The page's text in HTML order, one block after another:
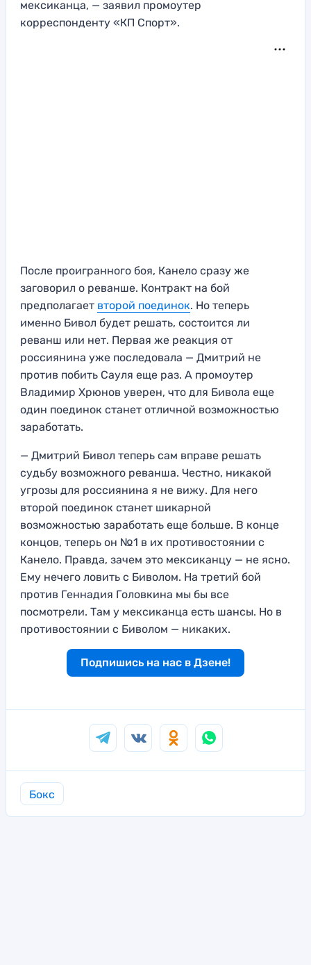
мексиканца, — заявил промоутер
корреспонденту «КП Спорт».
После проигранного боя, Канело сразу же
заговорил о реванше. Контракт на бой
предполагает второй поединок. Но теперь
именно Бивол будет решать, состоится ли
реванш или нет. Первая же реакция от
россиянина уже последовала — Дмитрий не
против побить Сауля еще раз. А промоутер
Владимир Хрюнов уверен, что для Бивола еще
один поединок станет отличной возможностью
заработать.
— Дмитрий Бивол теперь сам вправе решать
судьбу возможного реванша. Честно, никакой
угрозы для россиянина я не вижу. Для него
второй поединок станет шикарной
возможностью заработать еще больше. В конце
концов, теперь он №1 в их противостоянии с
Канело. Правда, зачем это мексиканцу — не ясно.
Ему нечего ловить с Биволом. На третий бой
против Геннадия Головкина мы бы все
посмотрели. Там у мексиканца есть шансы. Но в
противостоянии с Биволом — никаких.
Подпишись на нас в Дзене!
Бокс